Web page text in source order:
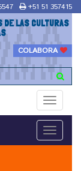
+51 51 357415
DE LAS CULTURAS
COLABORA
Toggle
Toggle